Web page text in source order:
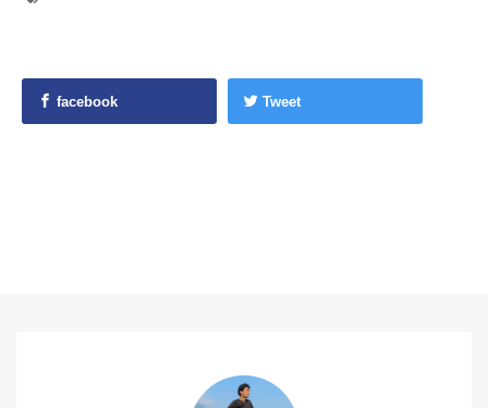
facebook Tweet